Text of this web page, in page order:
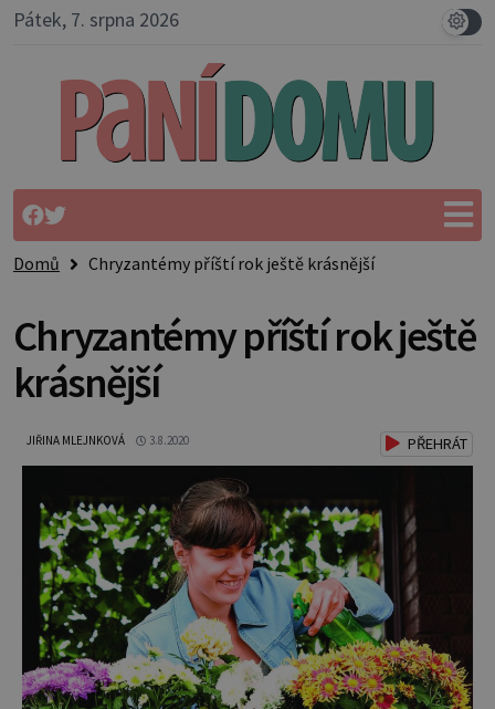
Pátek, 7. srpna 2026
Domů Chryzantémy příští rok ještě krásnější
Chryzantémy příští rok ještě
krásnější
JIŘINA MLEJNKOVÁ 3.8.2020 PŘEHRÁT